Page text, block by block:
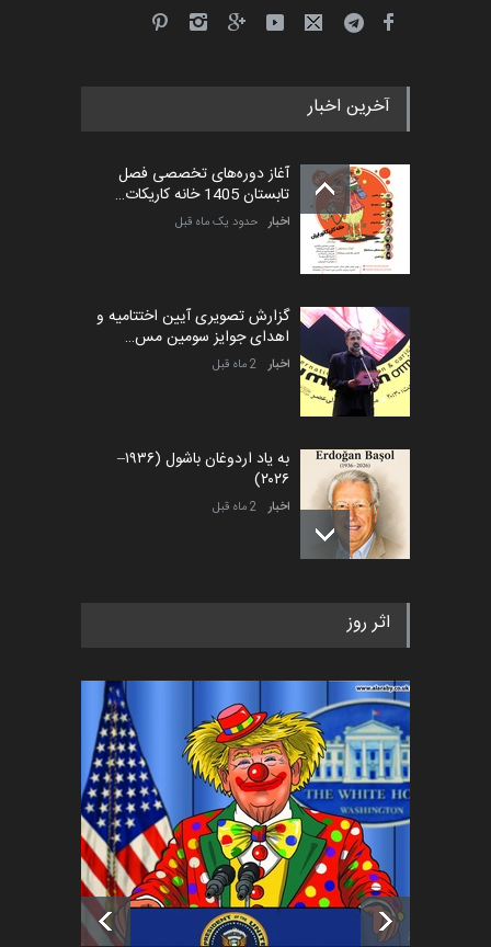
آخرین اخبار
آغاز دوره‌های تخصصی فصل
تابستان 1405 خانه کاریکات…
اخبار حدود یک ماه قبل
گزارش تصویری آیین اختتامیه و
اهدای جوایز سومین مس…
اخبار 2 ماه قبل
به یاد اردوغان باشول (۱۹۳۶–
۲۰۲۶)
اخبار 2 ماه قبل
رویداد کارگاهی کارتون و پوستر
اخبار 6 ماه قبل
فراخوان رویداد کارگاهی کارتون و
پوستر "ایران سربل…
اخبار 6 ماه قبل
تسلیت به همکار | سهراب خیری
اخبار 6 ماه قبل
اثر روز